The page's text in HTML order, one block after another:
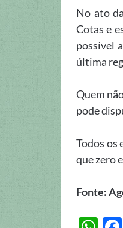
No ato
Cotas e
possível
última
Quem
pode
Todos os
que zero
Fonte: